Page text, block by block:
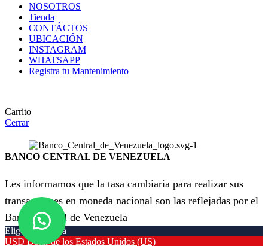
NOSOTROS
Tienda
CONTÁCTOS
UBICACIÓN
INSTAGRAM
WHATSAPP
Registra tu Mantenimiento
Carrito
Cerrar
BANCO CENTRAL DE VENEZUELA
Les informamos que la tasa cambiaria para realizar sus
transacciones en moneda nacional son las reflejadas por el
Banco Central de Venezuela
Elige tu moneda
USD Dólar de los Estados Unidos (US)